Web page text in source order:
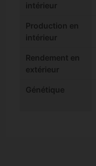
intérieur
Production en
intérieur
Rendement en
extérieur
Génétique